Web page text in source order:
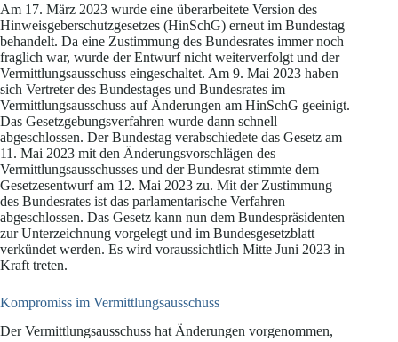
Am 17. März 2023 wurde eine überarbeitete Version des
Hinweisgeberschutzgesetzes (HinSchG) erneut im Bundestag
behandelt. Da eine Zustimmung des Bundesrates immer noch
fraglich war, wurde der Entwurf nicht weiterverfolgt und der
Vermittlungsausschuss eingeschaltet. Am 9. Mai 2023 haben
sich Vertreter des Bundestages und Bundesrates im
Vermittlungsausschuss auf Änderungen am HinSchG geeinigt.
Das Gesetzgebungsverfahren wurde dann schnell
abgeschlossen. Der Bundestag verabschiedete das Gesetz am
11. Mai 2023 mit den Änderungsvorschlägen des
Vermittlungsausschusses und der Bundesrat stimmte dem
Gesetzesentwurf am 12. Mai 2023 zu. Mit der Zustimmung
des Bundesrates ist das parlamentarische Verfahren
abgeschlossen. Das Gesetz kann nun dem Bundespräsidenten
zur Unterzeichnung vorgelegt und im Bundesgesetzblatt
verkündet werden. Es wird voraussichtlich Mitte Juni 2023 in
Kraft treten.
Kompromiss im Vermittlungsausschuss
Der Vermittlungsausschuss hat Änderungen vorgenommen,